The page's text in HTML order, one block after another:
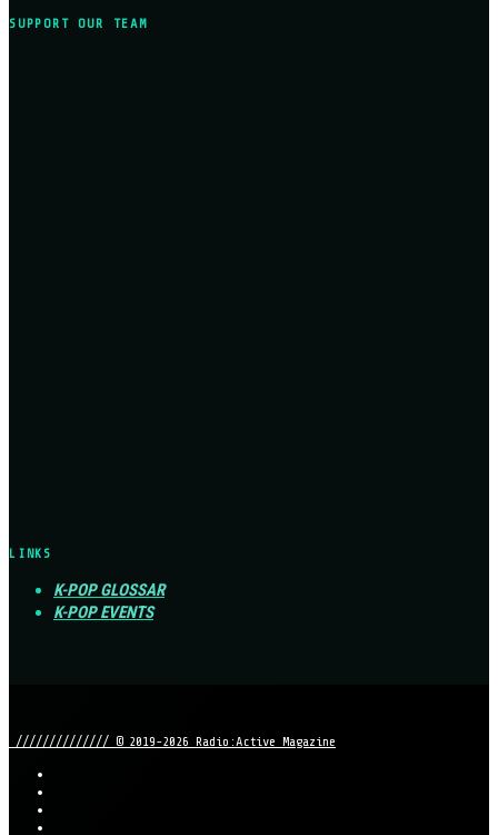
SUPPORT OUR TEAM
LINKS
K-POP GLOSSAR
K-POP EVENTS
////////////// © 2019-2026 Radio:Active Magazine